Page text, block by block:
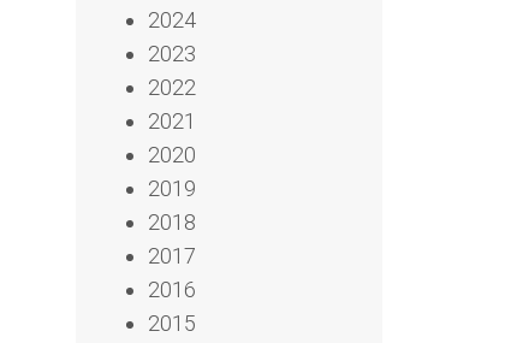
2024
2023
2022
2021
2020
2019
2018
2017
2016
2015